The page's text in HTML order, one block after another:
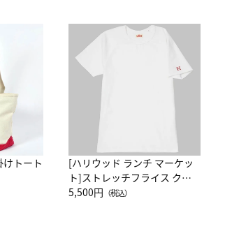
トート
[ハリウッド ランチ マーケッ
ト]ストレッチフライス クル
ーネック別注半袖Ｔシャツ
5,500円 （税込）